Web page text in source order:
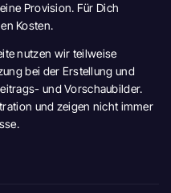
Provision. Für Dich
Kosten.
nutzen wir teilweise
bei der Erstellung und
und Vorschaubilder.
und zeigen nicht immer